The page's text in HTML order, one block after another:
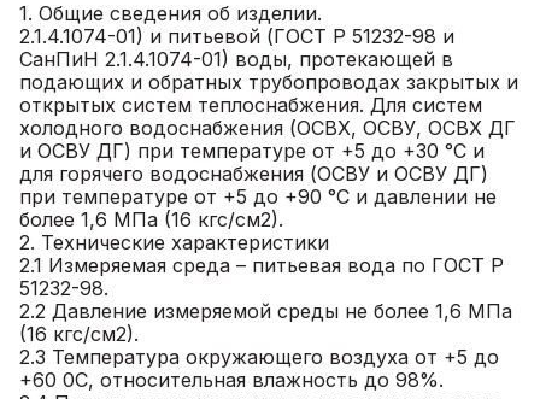
1. Общие сведения об изделии.
2.1.4.1074-01) и питьевой (ГОСТ Р 51232-98 и
СанПиН 2.1.4.1074-01) воды, протекающей в
подающих и обратных трубопроводах закрытых и
открытых систем теплоснабжения. Для систем
холодного водоснабжения (ОСВХ, ОСВУ, ОСВХ ДГ
и ОСВУ ДГ) при температуре от +5 до +30 °С и
для горячего водоснабжения (ОСВУ и ОСВУ ДГ)
при температуре от +5 до +90 °С и давлении не
более 1,6 МПа (16 кгс/см2).
2. Технические характеристики
2.1 Измеряемая среда – питьевая вода по ГОСТ Р
51232-98.
2.2 Давление измеряемой среды не более 1,6 МПа
(16 кгс/см2).
2.3 Температура окружающего воздуха от +5 до
+60 0С, относительная влажность до 98%.